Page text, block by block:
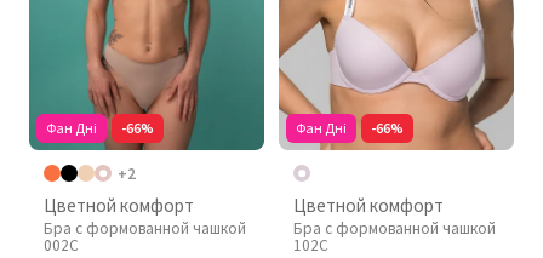
Фан Дні -66%
+2
Цветной комфорт
Бра с формованной чашкой
002C
Фан Дні -66%
Цветной комфорт
Бра с формованной чашкой
102C